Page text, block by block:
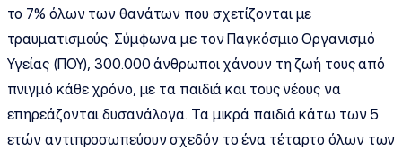
το 7% όλων των θανάτων που σχετίζονται με
τραυματισμούς. Σύμφωνα με τον Παγκόσμιο Οργανισμό
Υγείας (ΠΟΥ), 300.000 άνθρωποι χάνουν τη ζωή τους από
πνιγμό κάθε χρόνο, με τα παιδιά και τους νέους να
επηρεάζονται δυσανάλογα. Τα μικρά παιδιά κάτω των 5
ετών αντιπροσωπεύουν σχεδόν το ένα τέταρτο όλων των